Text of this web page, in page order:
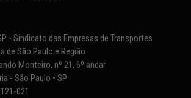
- Sindicato das Empresas de Transportes
de São Paulo e Região
Monteiro, nº 21, 6º andar
- São Paulo • SP
021